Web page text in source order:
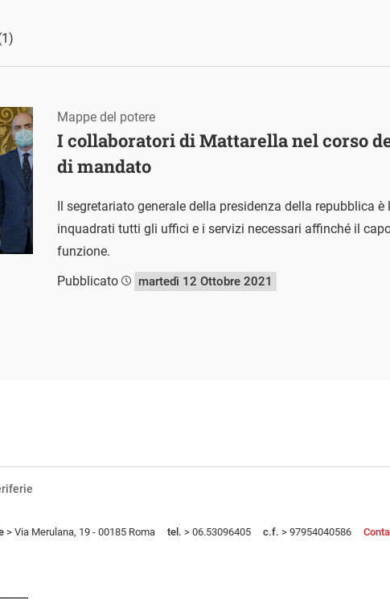
I collaboratori di Mattarella nel corso
di mandato
Mappe del potere
Il segretariato generale della presidenza della repubblica
inquadrati tutti gli uffici e i servizi necessari affinché il
funzione.
Pubblicato
martedì 12 Ottobre 2021
> Via Merulana, 19 - 00185 Roma tel. > 06.53096405 c.f. > 97954040586